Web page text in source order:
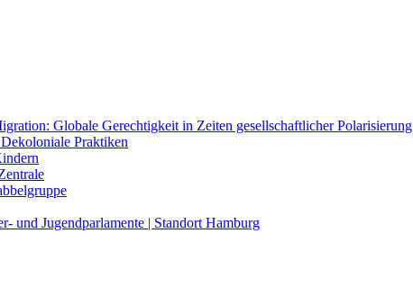
Globale Gerechtigkeit in Zeiten gesellschaftlicher Polarisierung
Praktiken
und Jugendparlamente | Standort Hamburg